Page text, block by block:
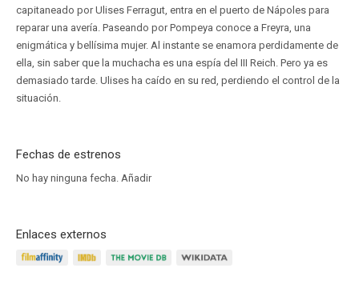
capitaneado por Ulises Ferragut, entra en el puerto de Nápoles para
reparar una avería. Paseando por Pompeya conoce a Freyra, una
enigmática y bellísima mujer. Al instante se enamora perdidamente de
ella, sin saber que la muchacha es una espía del III Reich. Pero ya es
demasiado tarde. Ulises ha caído en su red, perdiendo el control de la
situación.
Fechas de estrenos
No hay ninguna fecha. Añadir
Enlaces externos